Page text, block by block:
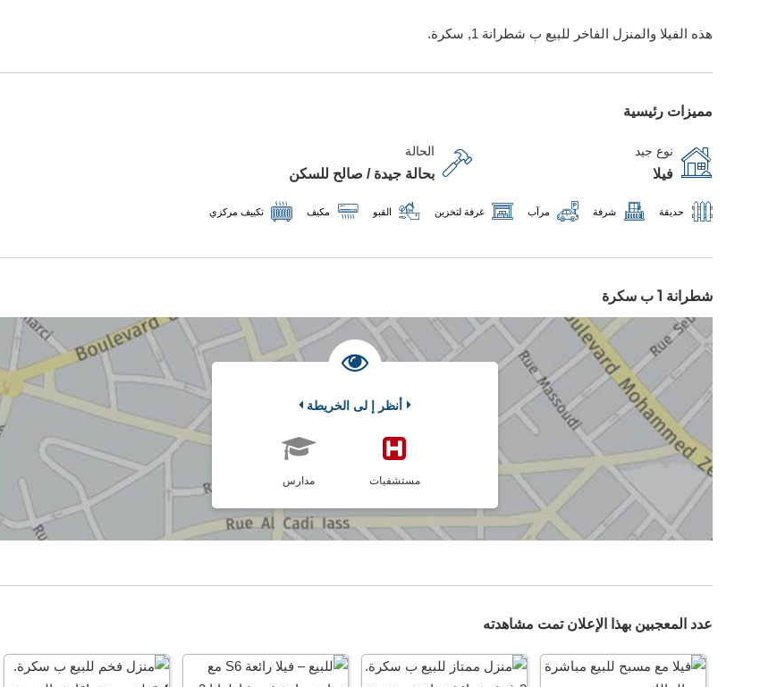
هذه الفيلا والمنزل الفاخر للبيع ب شطرانة 1, سكرة.
مميزات رئيسية
نوع جيد
فيلا
الحالة
بحالة جيدة / صالح للسكن
حديقة شرفة مرآب غرفة لتخزين القبو مكيف تكييف مركزي
شطرانة 1 ب سكرة
أنظر إ لى الخريطة
مدارس مستشفيات
عدد المعجبين بهذا الإعلان تمت مشاهدته